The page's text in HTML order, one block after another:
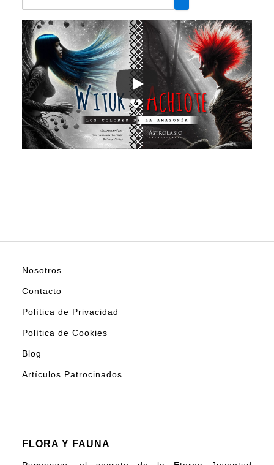
Nosotros
Contacto
Política de Privacidad
Política de Cookies
Blog
Artículos Patrocinados
FLORA Y FAUNA